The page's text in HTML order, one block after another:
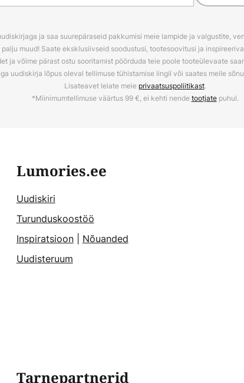
ja saa suurepäraseid pakkumisi meie lampide ja valgustite,
muud! Saate eksklusiivseid soodustusi, tootesoovitusi ja
ja võime pärast ostu sooritamist pöörduda teie poole tooteülevaate
uudiskirja lõpus oleval tellimuse tühistamise lingil või saates meile
Lisateavet leiate meie privaatsuspoliitikast.
*Miinimumtellimuse väärtus 99 €, ei kehti nendetootjatepuhul.
Lumories.ee
Uudiskiri
Turunduskoostöö
Inspiratsioon| Nõuanded
Uudisteruum
Tarnepartnerid